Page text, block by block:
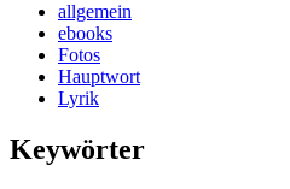
allgemein
ebooks
Fotos
Hauptwort
Lyrik
Keywörter